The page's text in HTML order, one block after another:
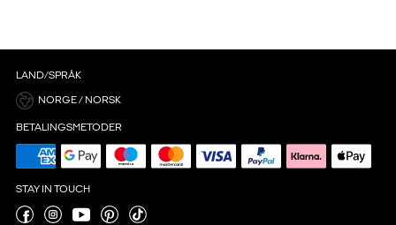
LAND/SPRÅK
NORGE / NORSK
BETALINGSMETODER
STAY IN TOUCH